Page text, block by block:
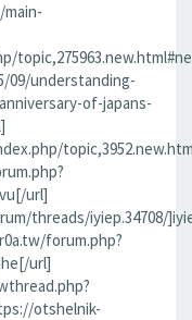
09/understanding-
of-japans-
url]
threads/iyiep.34708/
forum.php?
url]
otshelnik-